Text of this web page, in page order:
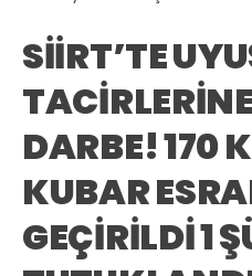
SİİRT’TE
DARBE! 170
KUBAR
GEÇİRİLDİ 1